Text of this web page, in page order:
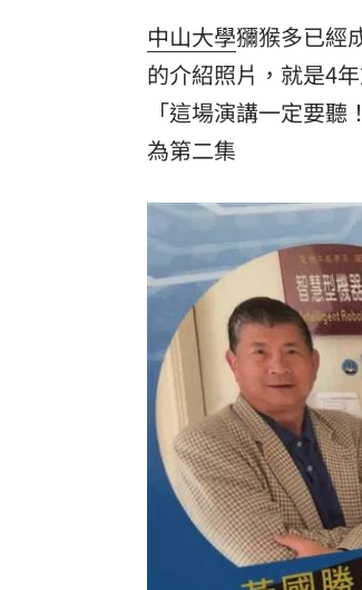
中山大學獼猴多已經
的介紹照片，就是4
「這場演講一定要
為第二集